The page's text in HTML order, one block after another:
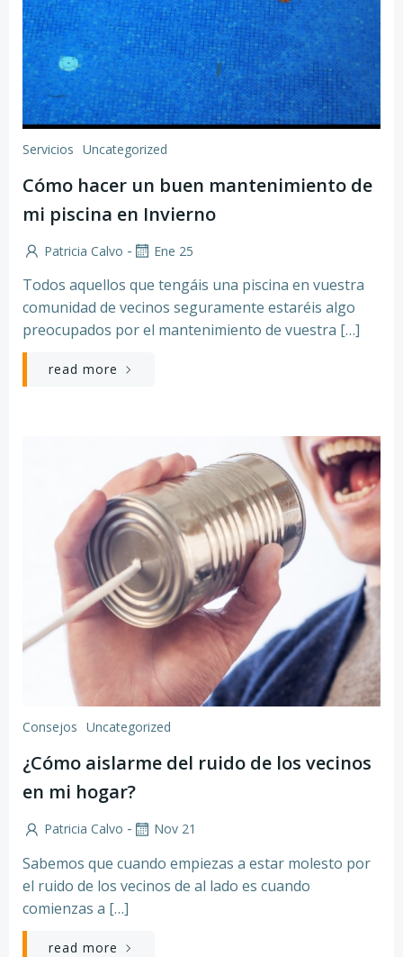
Servicios Uncategorized
Cómo hacer un buen mantenimiento de
mi piscina en Invierno
Patricia Calvo - Ene 25
Todos aquellos que tengáis una piscina en vuestra
comunidad de vecinos seguramente estaréis algo
preocupados por el mantenimiento de vuestra […]
read more
Consejos Uncategorized
¿Cómo aislarme del ruido de los vecinos
en mi hogar?
Patricia Calvo - Nov 21
Sabemos que cuando empiezas a estar molesto por
el ruido de los vecinos de al lado es cuando
comienzas a […]
read more